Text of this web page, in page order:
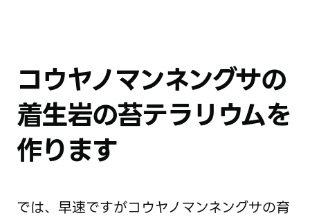
コウヤノマンネングサの
着生岩の苔テラリウムを
作ります
では、早速ですがコウヤノマンネングサの育